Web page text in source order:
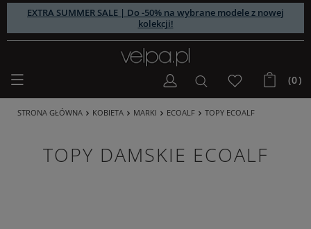
EXTRA SUMMER SALE | Do -50% na wybrane modele z nowej
kolekcji!
(0)
STRONA GŁÓWNA KOBIETA MARKI ECOALF TOPY ECOALF
TOPY DAMSKIE ECOALF